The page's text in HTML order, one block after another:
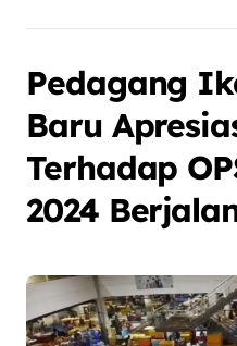
Pedagang
Baru
Terhadap
2024